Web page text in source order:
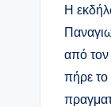
Η
από
πήρε